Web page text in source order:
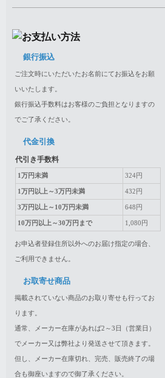
銀行振込
ご注文時にいただいたお名前にてお振込をお願
いいたします。
銀行振込手数料はお客様のご負担となりますの
でご了承ください。
代金引換
代引き手数料
1万円未満 324円
1万円以上～3万円未満 432円
3万円以上～10万円未満 648円
10万円以上～30万円まで 1,080円
お申込者登録住所以外へのお届け指定の場合、
ご利用できません。
お取寄せ商品
掲載されていない商品のお取り寄せも行ってお
ります。
通常、メーカー在庫があれば2～3日（営業日）
でメーカー又は弊社より発送させて頂きます。
但し、メーカー在庫切れ、完売、販売終了の場
合も御座いますので御了承ください。